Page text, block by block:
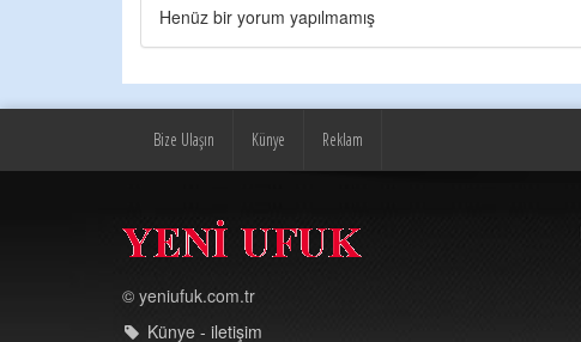
Henüz bir yorum yapılmamış
Bize Ulaşın Künye Reklam
© yeniufuk.com.tr
Künye - iletişim